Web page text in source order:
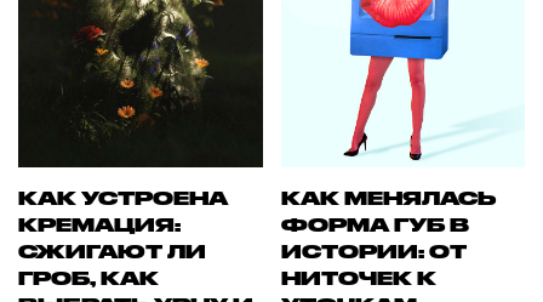
КАК УСТРОЕНА
КРЕМАЦИЯ:
СЖИГАЮТ ЛИ
ГРОБ, КАК
КАК МЕНЯЛАСЬ
ФОРМА ГУБ В
ИСТОРИИ: ОТ
НИТОЧЕК К